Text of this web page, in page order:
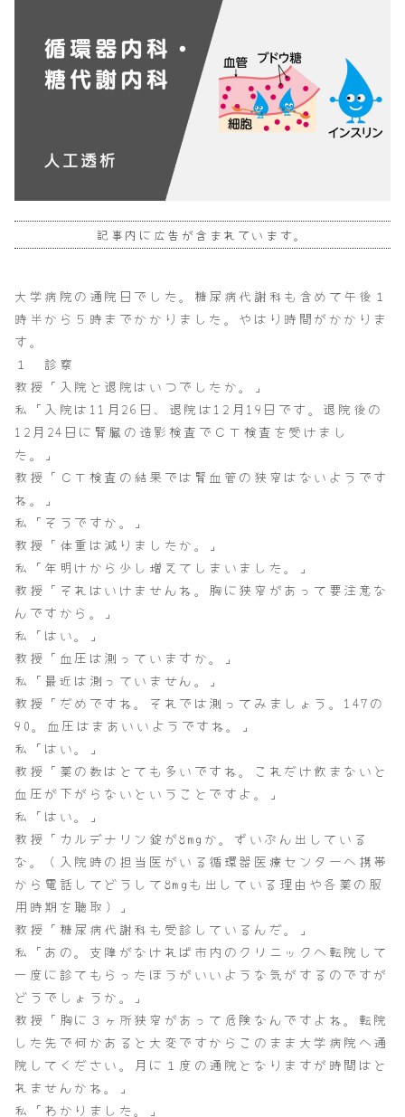
記事内に広告が含まれています。
大学病院の通院日でした。糖尿病代謝科も含めて午後１
時半から５時までかかりました。やはり時間がかかりま
す。
１ 診察
教授「入院と退院はいつでしたか。」
私「入院は11月26日、退院は12月19日です。退院後の
12月24日に腎臓の造影検査でＣＴ検査を受けまし
た。」
教授「ＣＴ検査の結果では腎血管の狭窄はないようです
ね。」
私「そうですか。」
教授「体重は減りましたか。」
私「年明けから少し増えてしまいました。」
教授「それはいけませんね。胸に狭窄があって要注意な
んですから。」
私「はい。」
教授「血圧は測っていますか。」
私「最近は測っていません。」
教授「だめですね。それでは測ってみましょう。147の
90。血圧はまあいいようですね。」
私「はい。」
教授「薬の数はとても多いですね。これだけ飲まないと
血圧が下がらないということですよ。」
私「はい。」
教授「カルデナリン錠が8mgか。ずいぶん出している
な。（入院時の担当医がいる循環器医療センターへ携帯
から電話してどうして8mgも出している理由や各薬の服
用時期を聴取）」
教授「糖尿病代謝科も受診しているんだ。」
私「あの。支障がなければ市内のクリニックへ転院して
一度に診てもらったほうがいいような気がするのですが
どうでしょうか。」
教授「胸に３ヶ所狭窄があって危険なんですよね。転院
した先で何かあると大変ですからこのまま大学病院へ通
院してください。月に１度の通院となりますが時間はと
れませんかね。」
私「わかりました。」